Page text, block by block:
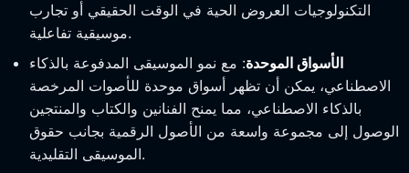
التكنولوجيات العروض الحية في الوقت الحقيقي أو تجارب
موسيقية تفاعلية.
الأسواق الموحدة: مع نمو الموسيقى المدفوعة بالذكاء
الاصطناعي، يمكن أن تظهر أسواق موحدة للأصوات المرخصة
بالذكاء الاصطناعي، مما يمنح الفنانين والكتاب والمنتجين
الوصول إلى مجموعة واسعة من الأصول الرقمية بجانب حقوق
الموسيقى التقليدية.